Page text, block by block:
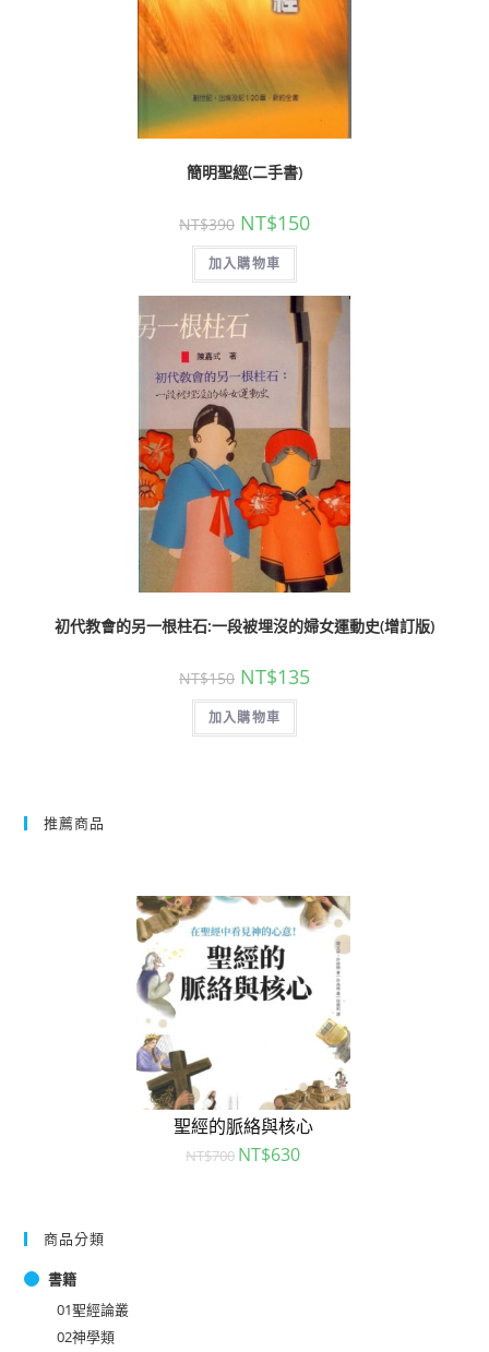
簡明聖經(二手書)
NT$390 NT$150
加入購物車
初代教會的另一根柱石:一段被埋沒的婦女運動史(增訂版)
NT$150 NT$135
加入購物車
推薦商品
聖經的脈絡與核心
NT$700 NT$630
商品分類
書籍
01聖經論叢
02神學類